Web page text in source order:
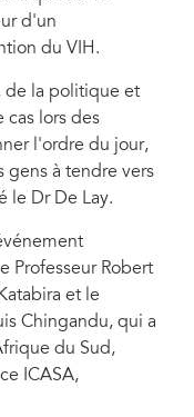
d'un
du VIH.
de la politique et
cas lors des
l'ordre du jour,
gens à tendre vers
le Dr De Lay.
Professeur Robert
et le
Chingandu, qui a
du Sud,
ICASA,